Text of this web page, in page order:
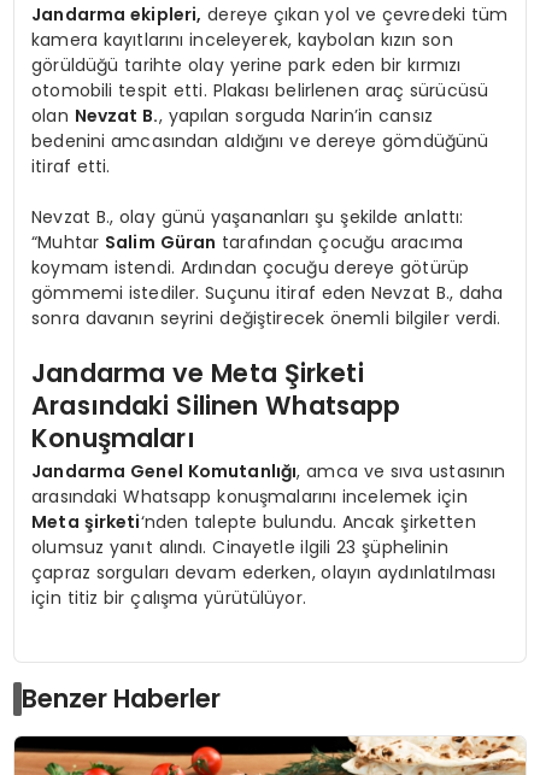
Jandarma ekipleri, dereye çıkan yol ve çevredeki tüm
kamera kayıtlarını inceleyerek, kaybolan kızın son
görüldüğü tarihte olay yerine park eden bir kırmızı
otomobili tespit etti. Plakası belirlenen araç sürücüsü
olan Nevzat B., yapılan sorguda Narin’in cansız
bedenini amcasından aldığını ve dereye gömdüğünü
itiraf etti.
Nevzat B., olay günü yaşananları şu şekilde anlattı:
“Muhtar Salim Güran tarafından çocuğu aracıma
koymam istendi. Ardından çocuğu dereye götürüp
gömmemi istediler. Suçunu itiraf eden Nevzat B., daha
sonra davanın seyrini değiştirecek önemli bilgiler verdi.
Jandarma ve Meta Şirketi
Arasındaki Silinen Whatsapp
Konuşmaları
Jandarma Genel Komutanlığı, amca ve sıva ustasının
arasındaki Whatsapp konuşmalarını incelemek için
Meta şirketi‘nden talepte bulundu. Ancak şirketten
olumsuz yanıt alındı. Cinayetle ilgili 23 şüphelinin
çapraz sorguları devam ederken, olayın aydınlatılması
için titiz bir çalışma yürütülüyor.
Benzer Haberler